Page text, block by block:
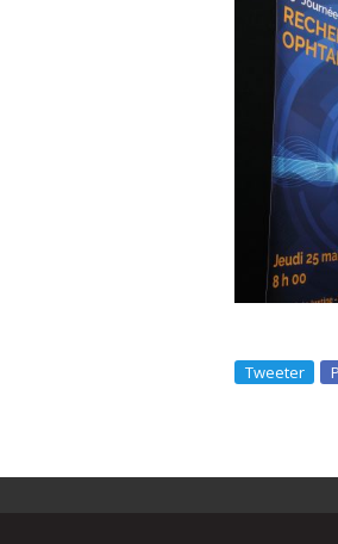
Tweeter